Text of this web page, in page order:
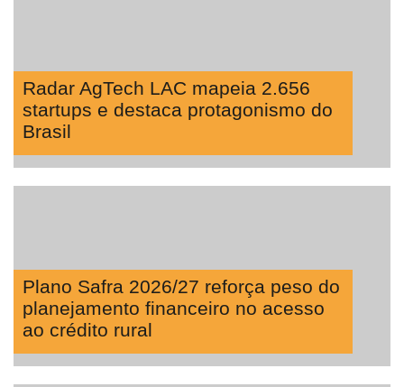
Radar AgTech LAC mapeia 2.656
startups e destaca protagonismo do
Brasil
Plano Safra 2026/27 reforça peso do
planejamento financeiro no acesso
ao crédito rural